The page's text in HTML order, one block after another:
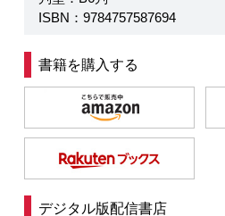
ISBN：9784757587694
書籍を購入する
デジタル版配信書店